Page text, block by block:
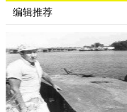
编辑推荐